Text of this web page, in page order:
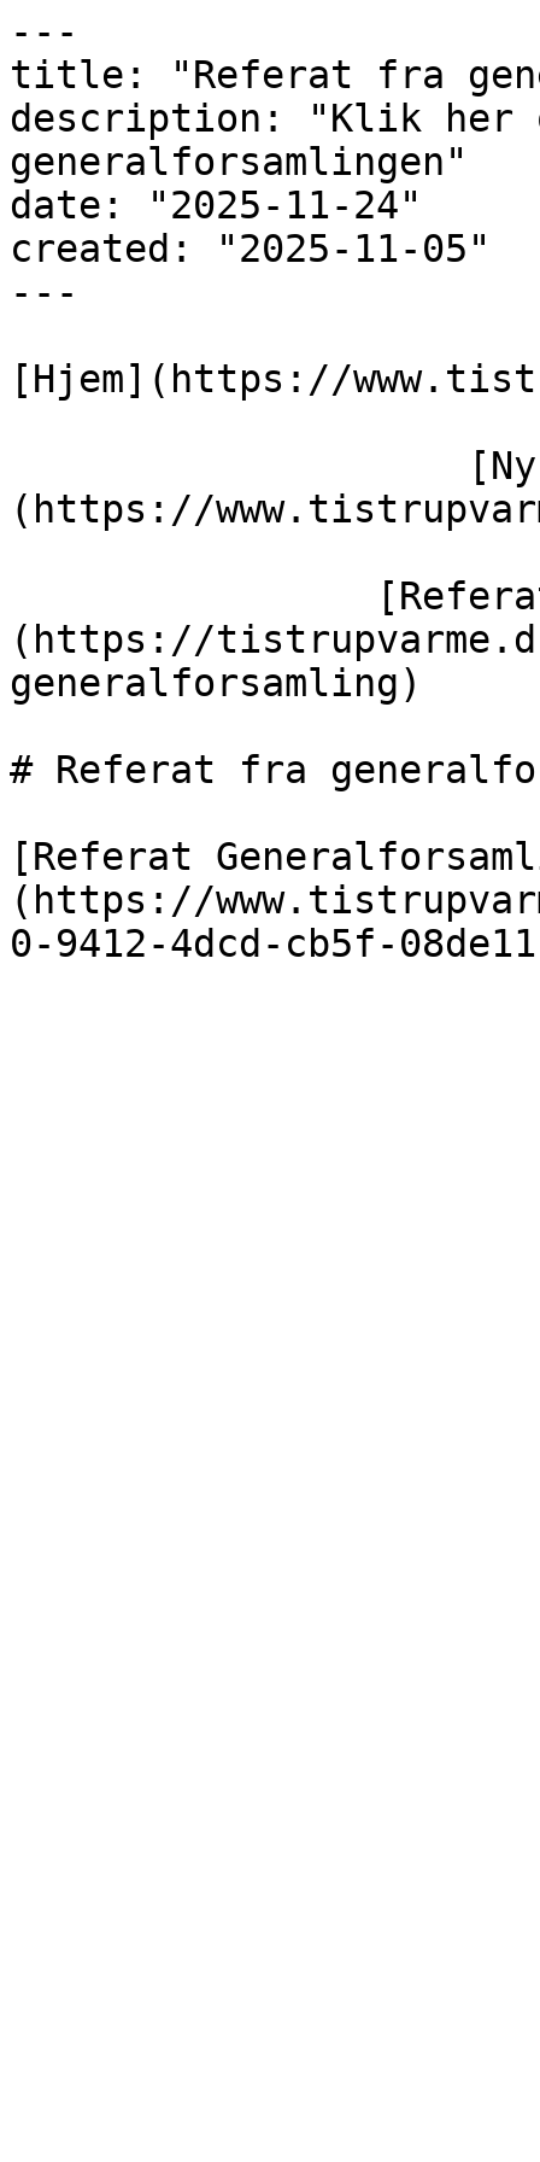
---
title: "Referat fra
description: "Klik her
generalforsamlingen"
date: "2025-11-24"
created: "2025-11-05"
---
[Hjem](https://
(https://
(https://
generalforsamling)
# Referat fra
[Referat
(https://